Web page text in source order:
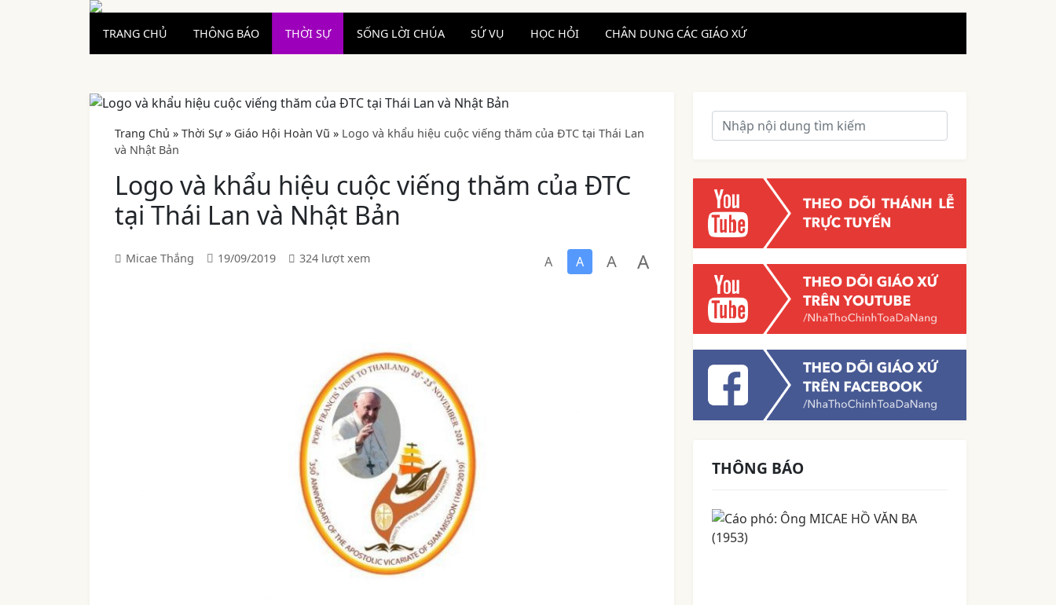
TRANG CHỦ THÔNG BÁO THỜI SỰ SỐNG LỜI CHÚA SỨ VỤ HỌC HỎI CHÂN DUNG CÁC GIÁO XỨ
Trang Chủ » Thời Sự » Giáo Hội Hoàn Vũ » Logo và khẩu hiệu cuộc viếng thăm của ĐTC tại Thái Lan
và Nhật Bản
Logo và khẩu hiệu cuộc viếng thăm của ĐTC
tại Thái Lan và Nhật Bản
Micae Thắng 19/09/2019 324 lượt xem A A A A
THÔNG BÁO